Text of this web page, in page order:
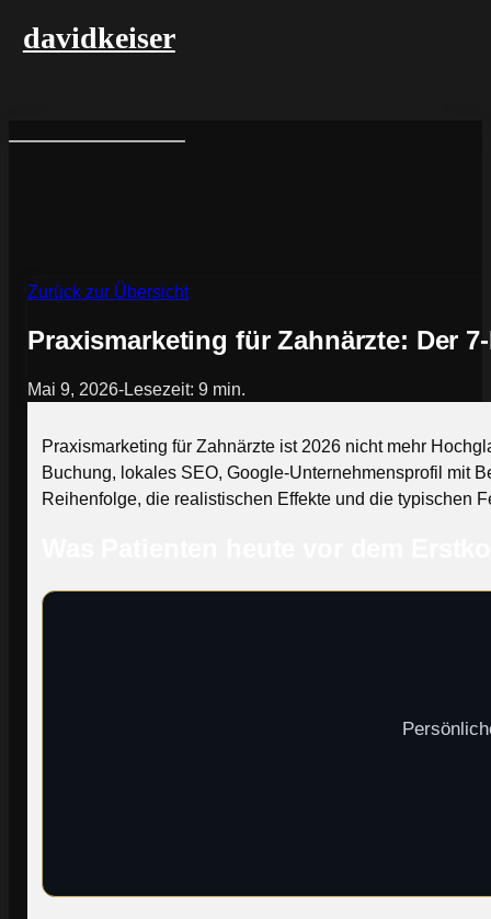
davidkeiser
Zurück zur Übersicht
Praxismarketing für Zahnärzte: Der
Mai 9, 2026-Lesezeit: 9 min.
Praxismarketing für Zahnärzte ist 2026 nicht mehr
Buchung, lokales SEO, Google-Unternehmensprofil mit
Reihenfolge, die realistischen Effekte und die typischen